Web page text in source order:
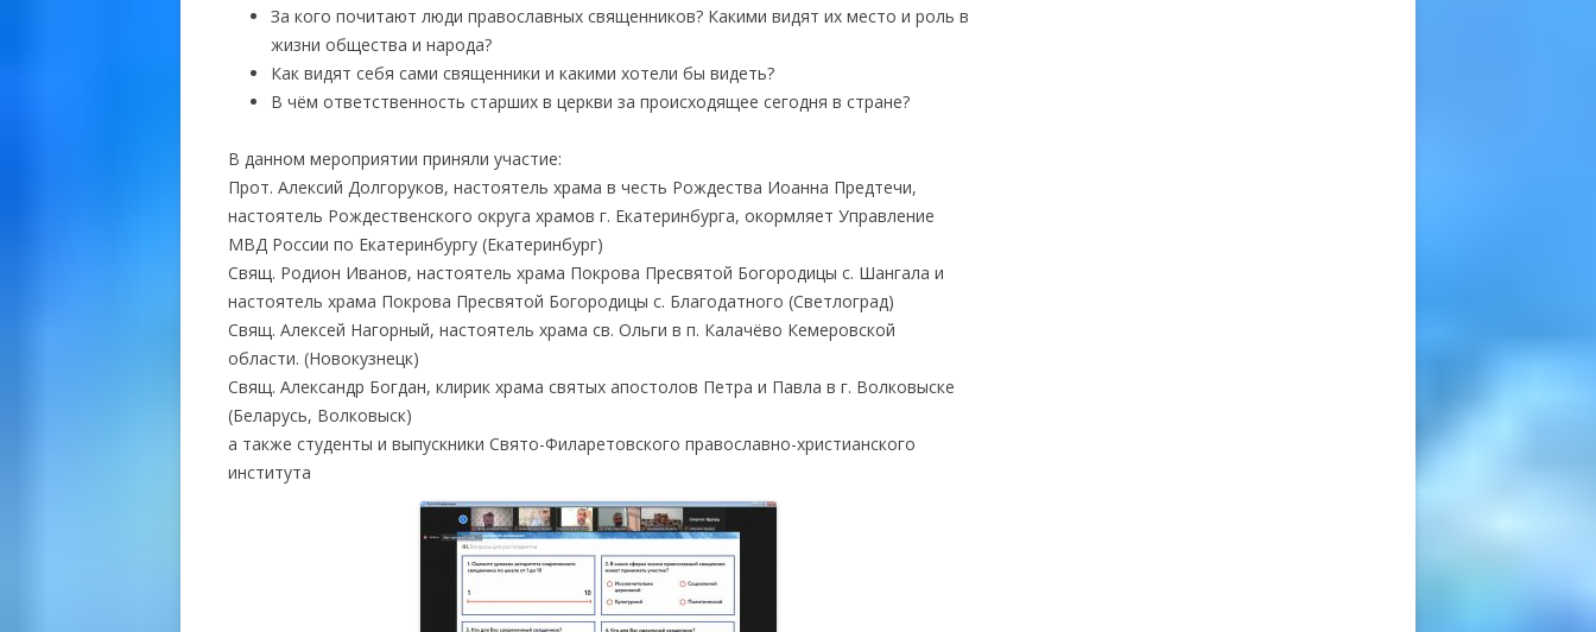
За кого почитают люди православных священников? Какими видят их место и роль в
жизни общества и народа?
Как видят себя сами священники и какими хотели бы видеть?
В чём ответственность старших в церкви за происходящее сегодня в стране?
В данном мероприятии приняли участие:
Прот. Алексий Долгоруков, настоятель храма в честь Рождества Иоанна Предтечи,
настоятель Рождественского округа храмов г. Екатеринбурга, окормляет Управление
МВД России по Екатеринбургу (Екатеринбург)
Свящ. Родион Иванов, настоятель храма Покрова Пресвятой Богородицы с. Шангала и
настоятель храма Покрова Пресвятой Богородицы с. Благодатного (Светлоград)
Свящ. Алексей Нагорный, настоятель храма св. Ольги в п. Калачëво Кемеровской
области. (Новокузнецк)
Свящ. Александр Богдан, клирик храма святых апостолов Петра и Павла в г. Волковыске
(Беларусь, Волковыск)
а также студенты и выпускники Свято-Филаретовского православно-христианского
института